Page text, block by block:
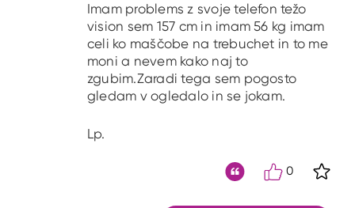
Imam problems z svoje telefon težo
vision sem 157 cm in imam 56 kg imam
celi ko maščobe na trebuchet in to me
moni a nevem kako naj to
zgubim.Zaradi tega sem pogosto
gledam v ogledalo in se jokam.
Lp.
0